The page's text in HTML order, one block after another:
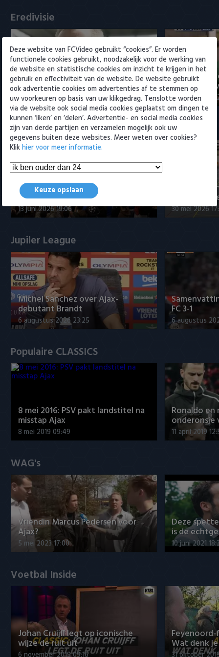
Eredivisie
Voorbeschouwing Cambuur-
Excelsior met Plat en El Arguioui
6 augustus 2026 18:49
PSV
ervaren
6 augustus
Samenvattingen Eredivisie
Amsterdam 3-0 (Roermond
kampioen)
13 juni 2026 19:06
Futsal
30 mei 2026
Jupiler League
Míchel Sanchez over Ajax-
debutant Brandt
6 augustus 2026 23:25
FC 3-1
6 augustus
Populaire CLASSICS
8 mei 2016: PSV pakt landstitel na
misstap Ajax
8 mei 2019 09:49
Ronaldo
onderonsje
11 april 2019
WAG's
Vriendin Marcus Pedersen voor
Ajax?
5 mei 2023 17:00
Deze
is de
10 juni 2021
Voetbal Inside
Johan Cruijff legt op iconische
wijze de ruit uit
Feyenoord-
Wat denk
Deze website van FCVideo gebruikt “cookies”. Er worden
functionele cookies gebruikt, noodzakelijk voor de werking van
de website en statistische cookies om inzicht te krijgen in het
gebruik en effectiviteit van de website. De website gebruikt
ook advertentie cookies om advertenties af te stemmen op
uw voorkeuren op basis van uw klikgedrag. Tenslotte worden
via de website ook social media cookies geplaatst om dingen te
kunnen ‘liken’ en ‘delen’. Advertentie- en social media cookies
zijn van derde partijen en verzamelen mogelijk ook uw
gegevens buiten deze websites. Meer weten over cookies?
Klikhier voor meer informatie.
Keuze opslaan